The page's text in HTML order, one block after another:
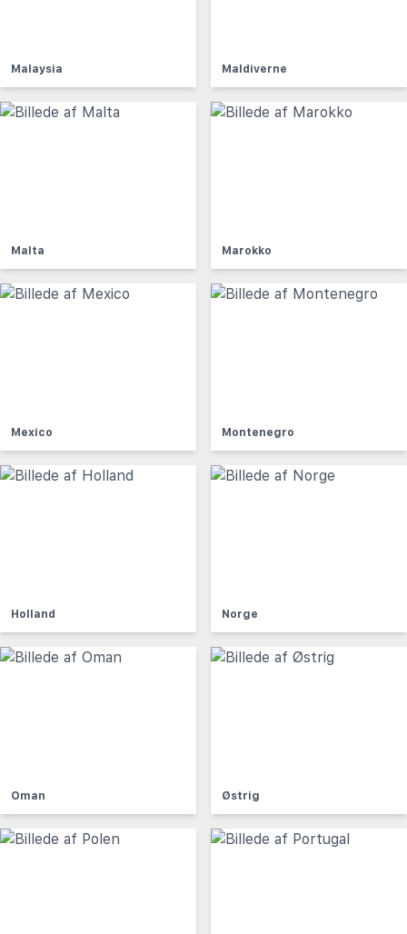
Malaysia Maldiverne
Malta Marokko
Mexico Montenegro
Holland Norge
Oman Østrig